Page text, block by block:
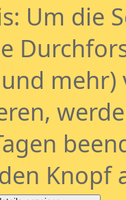
Um die
mehr)
Knopf